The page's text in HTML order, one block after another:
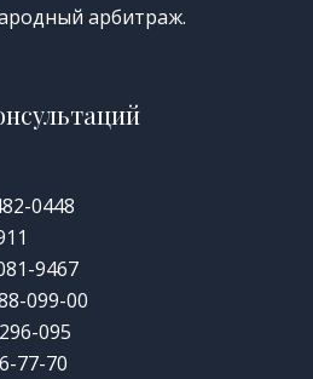
арбитраж.
0448
9467
099-00
095
77-70